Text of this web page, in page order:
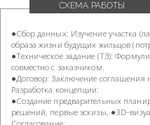
СХЕМА РАБОТЫ
●Сбор данных: Изучение участка
образа жизни будущих жильцов
●Техническое задание (ТЗ):
совместно с заказчиком.
●Договор: Заключение соглашения
Разработка концепции:
●Создание предварительных
решений, первые эскизы, ●3D-